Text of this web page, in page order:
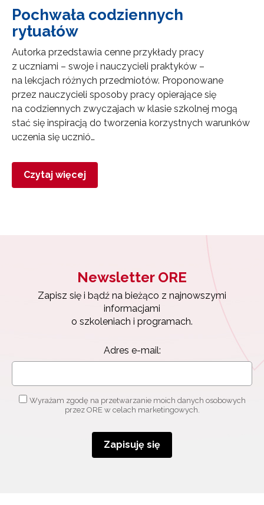
Pochwała codziennych
rytuałów
Autorka przedstawia cenne przykłady pracy
z uczniami – swoje i nauczycieli praktyków –
na lekcjach różnych przedmiotów. Proponowane
przez nauczycieli sposoby pracy opierające się
na codziennych zwyczajach w klasie szkolnej mogą
stać się inspiracją do tworzenia korzystnych warunków
uczenia się ucznió…
Czytaj więcej
Newsletter ORE
Zapisz się i bądź na bieżąco z najnowszymi
informacjami
o szkoleniach i programach.
Adres e-mail:
Wyrażam zgodę na przetwarzanie moich danych osobowych
przez ORE w celach marketingowych.
Zapisuję się